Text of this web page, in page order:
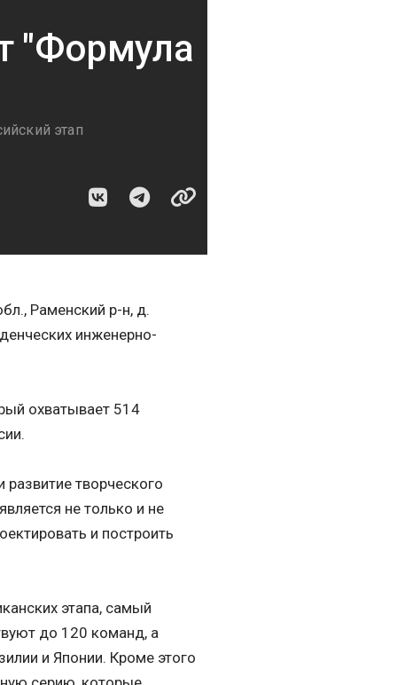
"Формула
этап
Раменский р-н, д.
инженерно-
охватывает 514
творческого
не только и не
и построить
этапа, самый
до 120 команд, а
и Японии. Кроме этого